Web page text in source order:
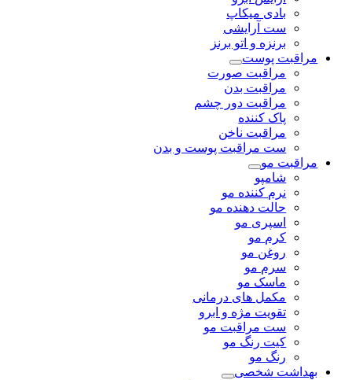
بادی میکاپ
ست آرایشی
برنزه و اتو برنز
مراقبت پوست
مراقبت صورت
مراقبت بدن
مراقبت دور چشم
پاک کننده
مراقبت ناخن
ست مراقبت پوست و بدن
مراقبت مو
شامپو
نرم کننده مو
حالت دهنده مو
اسپری مو
کرم مو
روغن مو
سرم مو
ماسک مو
مکمل های درمانی
تقویت مژه و ابرو
ست مراقبت مو
کیت رنگ مو
رنگ مو
بهداشت شخصی